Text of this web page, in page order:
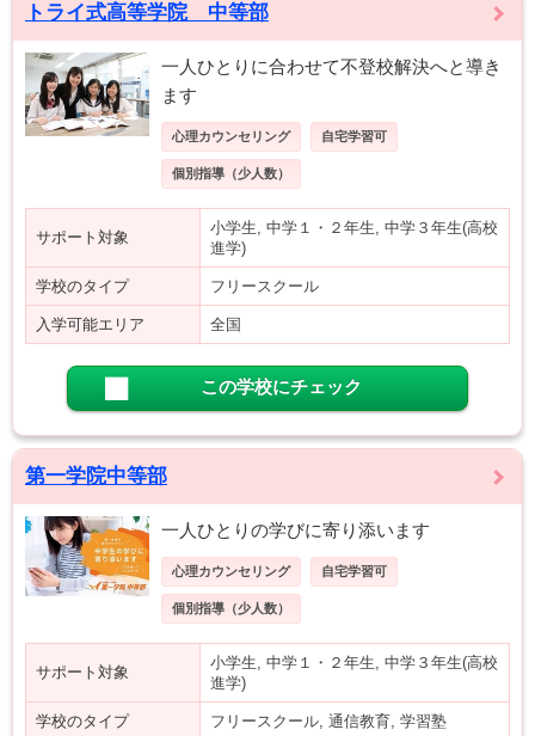
トライ式高等学院 中等部
一人ひとりに合わせて不登校解決へと導き
ます
心理カウンセリング 自宅学習可
個別指導（少人数）
サポート対象
小学生, 中学１・２年生, 中学３年生(高校
進学)
学校のタイプ フリースクール
入学可能エリア 全国
この学校にチェック
第一学院中等部
一人ひとりの学びに寄り添います
心理カウンセリング 自宅学習可
個別指導（少人数）
サポート対象
小学生, 中学１・２年生, 中学３年生(高校
進学)
学校のタイプ フリースクール, 通信教育, 学習塾